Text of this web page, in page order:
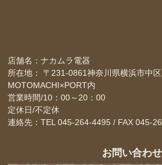
店舗名：ナカムラ電器
所在地： 〒231-0861神奈川県横浜市中
MOTOMACHI×PORT内
営業時間/10：00～20：00
定休日/不定休
連絡先：TEL 045-264-4495 / FAX 045-
お問い合わせ